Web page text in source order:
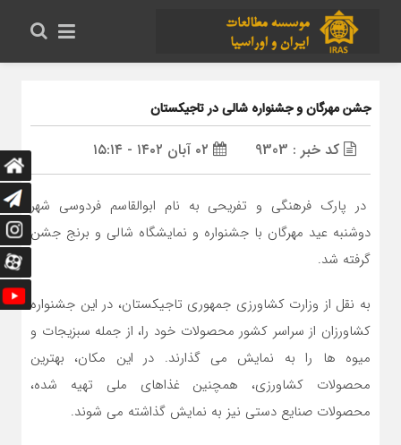
جشن مهرگان و جشنواره شالی در تاجیکستان
کد خبر : 9303
در پارک فرهنگی و تفریحی به نام ابوالقاسم فردوسی شهر
دوشنبه عید مهرگان با جشنواره و نمایشگاه شالی و برنج جشن
گرفته شد.
به نقل از وزارت کشاورزی جمهوری تاجیکستان، در این جشنواره
کشاورزان از سراسر کشور محصولات خود را، از جمله سبزیجات و
میوه ها را به نمایش می گذارند. در این مکان، بهترین
محصولات کشاورزی، همچنین غذاهای ملی تهیه شده،
محصولات صنایع دستی نیز به نمایش گذاشته می شوند.